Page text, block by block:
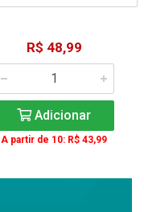
R$ 48,99
Adicionar
A partir de 10: R$ 43,99